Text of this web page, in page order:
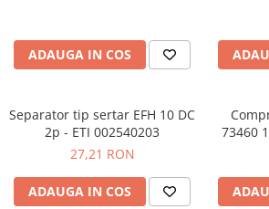
ADAUGA IN COS
Separator tip sertar EFH 10 DC
2p - ETI 002540203
27,21 RON
ADAUGA IN COS
73460